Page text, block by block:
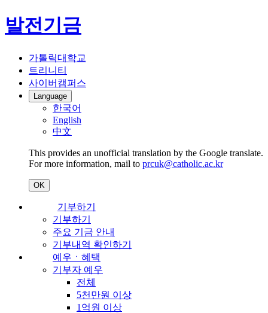
발전기금
가톨릭대학교
트리니티
사이버캠퍼스
Language
한국어
English
中文
This provides an unofficial translation by the Google translate.
For more information, mail to prcuk@catholic.ac.kr
OK
기부하기
기부하기
주요 기금 안내
기부내역 확인하기
예우ㆍ혜택
기부자 예우
전체
5천만원 이상
1억원 이상